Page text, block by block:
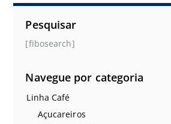
Pesquisar
[fibosearch]
Navegue por categoria
Linha Café
Açucareiros